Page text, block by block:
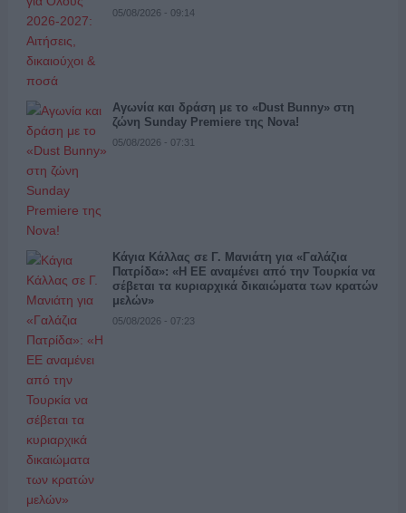
05/08/2026 - 09:14
Αγωνία και δράση με το «Dust Bunny» στη
ζώνη Sunday Premiere της Nova!
05/08/2026 - 07:31
Κάγια Κάλλας σε Γ. Μανιάτη για «Γαλάζια
Πατρίδα»: «Η ΕΕ αναμένει από την Τουρκία να
σέβεται τα κυριαρχικά δικαιώματα των κρατών
μελών»
05/08/2026 - 07:23